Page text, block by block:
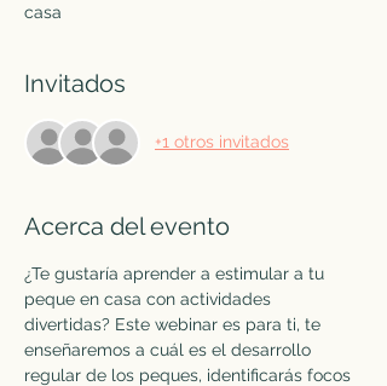
casa
Invitados
+1 otros invitados
Acerca del evento
¿Te gustaría aprender a estimular a tu
peque en casa con actividades
divertidas? Este webinar es para ti, te
enseñaremos a cuál es el desarrollo
regular de los peques, identificarás focos